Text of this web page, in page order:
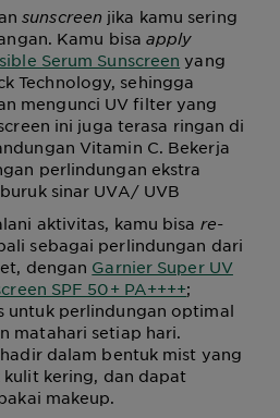
sunscreen jika kamu sering
Kamu bisaapply
Serum Sunscreen yang
Technology, sehingga
mengunci UV filter yang
ini juga terasa ringan di
Vitamin C. Bekerja
perlindungan ekstra
sinar UVA/ UVB
aktivitas, kamu bisa re-
sebagai perlindungan dari
dengan Garnier Super UV
SPF 50+ PA++++;
untuk perlindungan optimal
matahari setiap hari.
dalam bentuk mist yang
kering, dan dapat
makeup.